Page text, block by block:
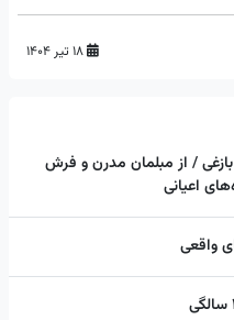
/ از مبلمان مدرن و فرش
اعیانی
واقعی